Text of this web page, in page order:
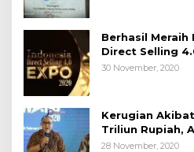
Berhasil Meraih
Direct Selling
berakhir sangat
30 November, 2020
Kerugian
Triliun Rupiah,
masyarakat
28 November, 2020